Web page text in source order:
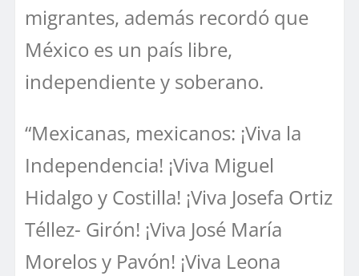
migrantes, además recordó que
México es un país libre,
independiente y soberano.
“Mexicanas, mexicanos: ¡Viva la
Independencia! ¡Viva Miguel
Hidalgo y Costilla! ¡Viva Josefa Ortiz
Téllez- Girón! ¡Viva José María
Morelos y Pavón! ¡Viva Leona